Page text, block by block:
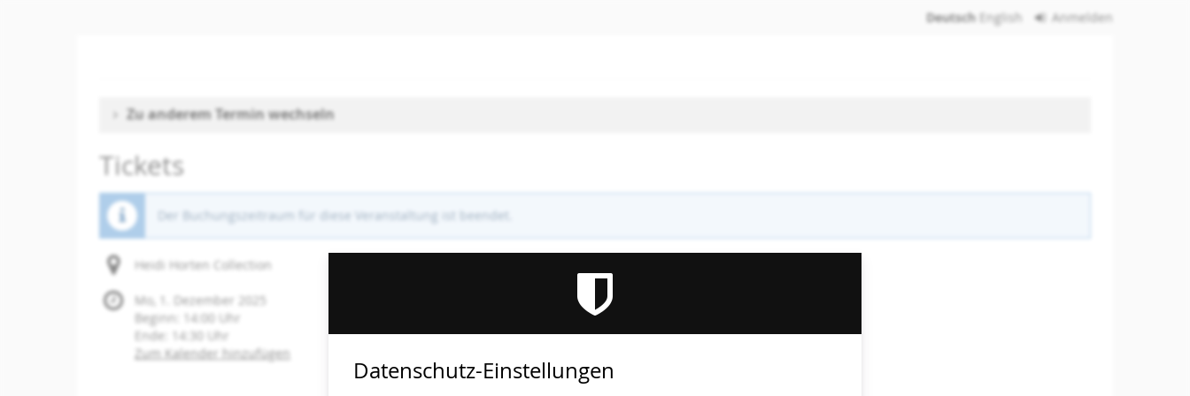
Deutsch English Anmelden
Zu anderem Termin wechseln
Tickets
Der Buchungszeitraum für diese Veranstaltung ist beendet.
Heidi Horten Collection
Mo, 1. Dezember 2025
Beginn:
14:00
Uhr
Ende:
14:30
Uhr
Zum Kalender hinzufügen
Datenschutz-Einstellungen